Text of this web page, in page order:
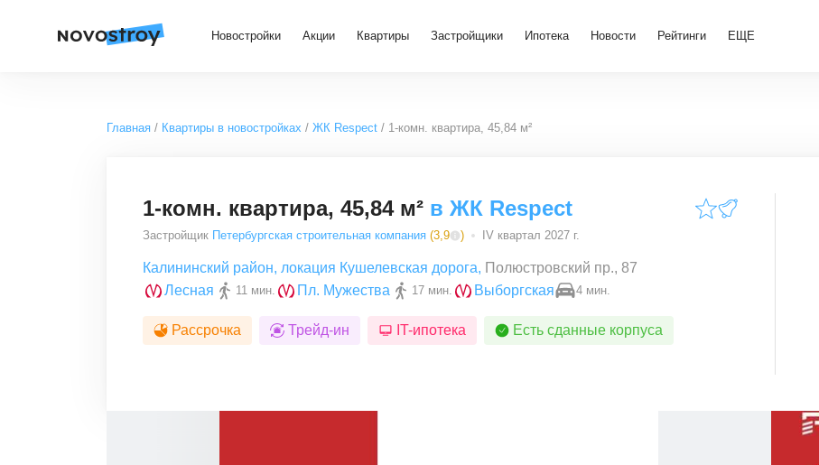
Новостройки Акции Квартиры Застройщики Ипотека Новости Рейтинги ЕЩЕ
Главная Квартиры в новостройках ЖК Respect 1-комн. квартира, 45,84 м²
1-комн. квартира, 45,84 м² в ЖК Respect
Застройщик Петербургская строительная компания (3,9 ) IV квартал 2027 г.
Калининский район, локация Кушелевская дорога, Полюстровский пр., 87
Лесная
11 мин. Пл. Мужества 17 мин. Выборгская 4 мин.
Рассрочка Трейд-ин IT-ипотека Есть сданные корпуса